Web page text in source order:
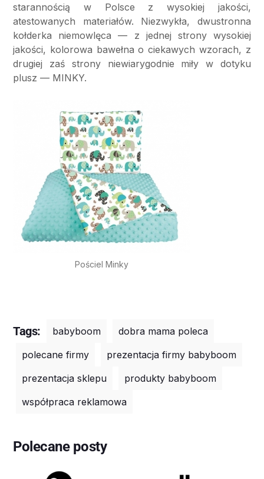
starannością w Polsce z wysokiej jakości,
atestowanych materiałów. Niezwykła, dwustronna
kołderka niemowlęca — z jednej strony wysokiej
jakości, kolorowa bawełna o ciekawych wzorach, z
drugiej zaś strony niewiarygodnie miły w dotyku
plusz — MINKY.
Pościel Minky
Tags: babyboom
dobra mama poleca
polecane firmy
prezentacja firmy babyboom
prezentacja sklepu
produkty babyboom
współpraca reklamowa
Polecane posty